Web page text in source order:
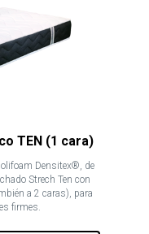
TEN (1 cara)
Densitex®, de
Strech Ten con
a 2 caras), para
firmes.